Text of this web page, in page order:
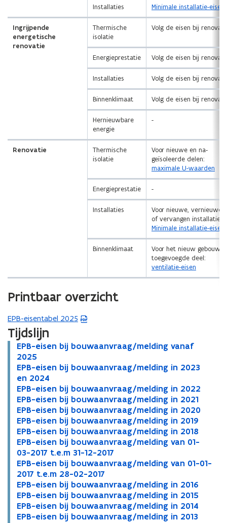
Installaties Minimale installatie-eisen
Ingrijpende
energetische
renovatie
Thermische
isolatie
Volg de eisen bij
Energieprestatie Volg de eisen bij
Installaties Volg de eisen bij
Binnenklimaat Volg de eisen bij
Hernieuwbare
energie
-
Renovatie
Thermische
isolatie
Voor nieuwe en na-
geïsoleerde delen:
maximale U-waarden
Energieprestatie -
Installaties
Voor nieuwe, vernieuwde
of vervangen installaties:
Minimale installatie-eisen
Binnenklimaat
Voor het nieuw
toegevoegde deel:
ventilatie-eisen
Printbaar overzicht
EPB-eisentabel 2025
(
P
D
Tijdslijn
E
P
B
-
e
i
s
e
n
b
i
j
b
o
u
w
a
EPB-eisen bij bouwaanvraag/melding vanaf
2025
E
P
B
-
e
i
s
e
n
b
i
j
b
o
u
w
a
E
P
B
-
e
i
s
e
n
b
i
j
b
o
u
EPB-eisen bij bouwaanvraag/melding in 2023
en 2024
E
P
B
-
e
i
s
e
n
b
i
j
b
o
u
E
P
B
-
e
i
s
e
n
b
i
j
b
EPB-eisen bij bouwaanvraag/melding in 2022
E
P
B
-
e
i
s
e
n
b
i
j
b
E
P
B
-
e
i
s
e
n
b
i
j
EPB-eisen bij bouwaanvraag/melding in 2021
E
P
B
-
e
i
s
e
n
b
i
j
E
P
B
-
e
i
s
e
n
b
i
EPB-eisen bij bouwaanvraag/melding in 2020
E
P
B
-
e
i
s
e
n
b
i
E
P
B
-
e
i
s
e
n
b
EPB-eisen bij bouwaanvraag/melding in 2019
E
P
B
-
e
i
s
e
n
b
E
P
B
-
e
i
s
e
n
EPB-eisen bij bouwaanvraag/melding in 2018
E
P
B
-
e
i
s
e
n
E
P
B
-
e
i
s
e
EPB-eisen bij bouwaanvraag/melding van 01-
03-2017 t.e.m 31-12-2017
E
P
B
-
e
i
s
e
E
P
B
-
e
i
EPB-eisen bij bouwaanvraag/melding van 01-01-
2017 t.e.m 28-02-2017
E
P
B
-
e
i
E
P
B
-
EPB-eisen bij bouwaanvraag/melding in 2016
E
P
B
-
E
P
B
EPB-eisen bij bouwaanvraag/melding in 2015
E
P
B
E
P
EPB-eisen bij bouwaanvraag/melding in 2014
E
P
E
EPB-eisen bij bouwaanvraag/melding in 2013
E